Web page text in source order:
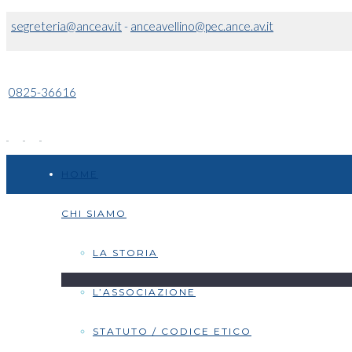
segreteria@anceav.it- anceavellino@pec.ance.av.it
0825-36616
CHI SIAMO
LA STORIA
L’ASSOCIAZIONE
STATUTO / CODICE ETICO